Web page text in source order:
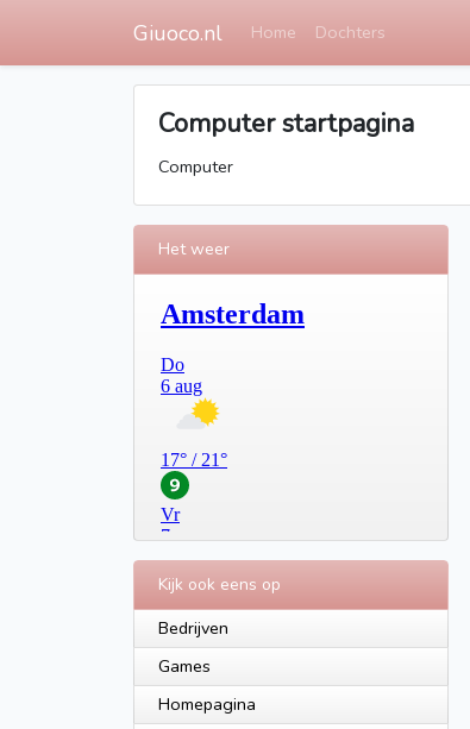
Giuoco.nl Home Dochters
Computer startpagina
Computer
Het weer
Kijk ook eens op
Bedrijven
Games
Homepagina